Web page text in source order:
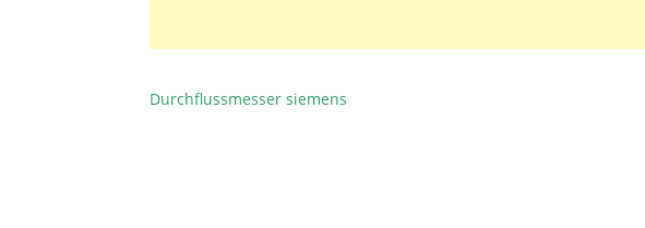
BEITRAGSNAVIGATION
Durchflussmesser siemens